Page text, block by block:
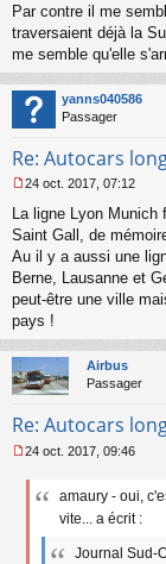
n
o
u
Par contre il me
traversaient déjà la
me semble qu'elle
yanns040586
Passager
Re: Autocars
e
s
s
g
e
n
o
n
l
u
24 oct. 2017, 07:12
La ligne Lyon Munich
Saint Gall, de
Au il y a aussi une
Berne, Lausanne et
peut-être une ville
pays !
Airbus
Passager
Re: Autocars
e
24 oct. 2017, 09:46
amaury - oui,
vite... a écrit :
Journal Sud-